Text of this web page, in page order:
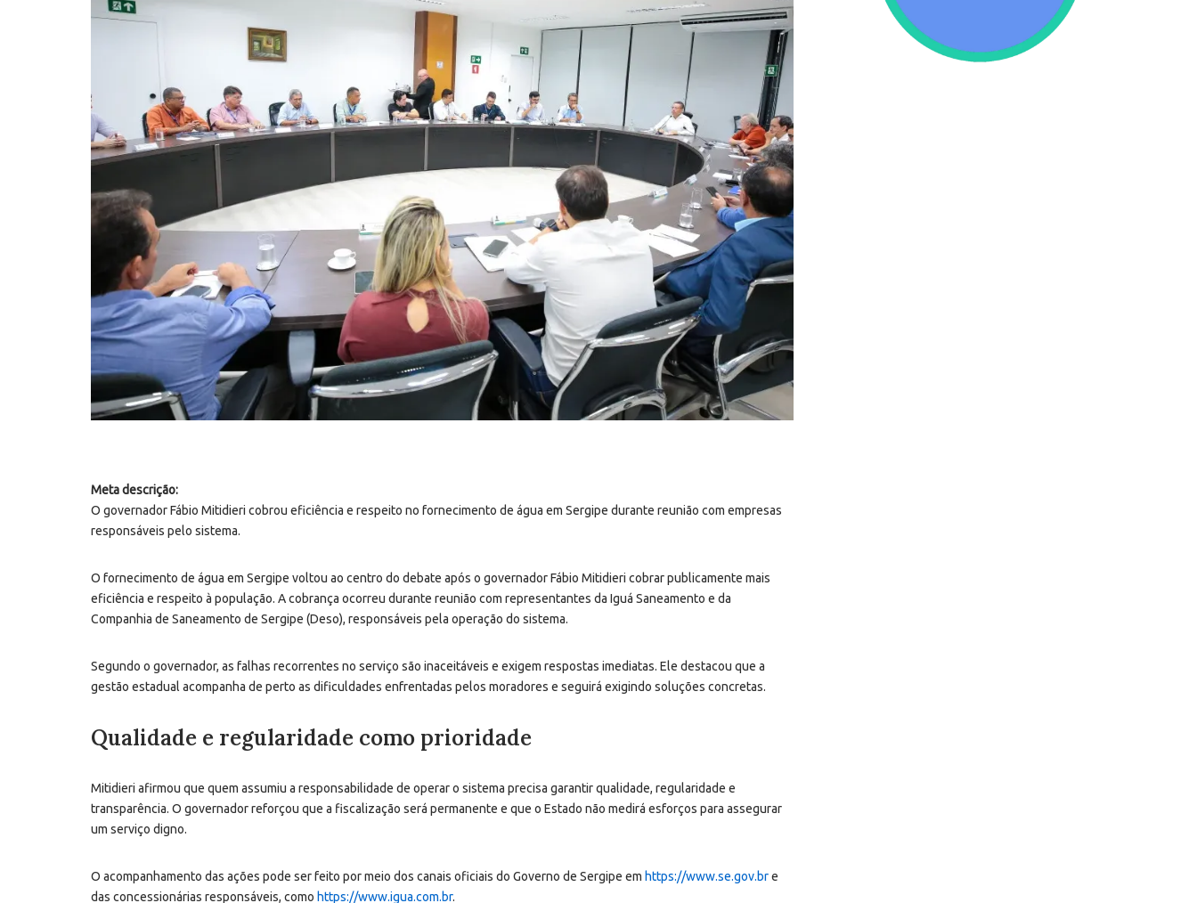
Meta descrição:
O governador Fábio Mitidieri cobrou eficiência e respeito no fornecimento de água em Sergipe durante reunião com empresas
responsáveis pelo sistema.
O fornecimento de água em Sergipe voltou ao centro do debate após o governador Fábio Mitidieri cobrar publicamente mais
eficiência e respeito à população. A cobrança ocorreu durante reunião com representantes da Iguá Saneamento e da
Companhia de Saneamento de Sergipe (Deso), responsáveis pela operação do sistema.
Segundo o governador, as falhas recorrentes no serviço são inaceitáveis e exigem respostas imediatas. Ele destacou que a
gestão estadual acompanha de perto as dificuldades enfrentadas pelos moradores e seguirá exigindo soluções concretas.
Qualidade e regularidade como prioridade
Mitidieri afirmou que quem assumiu a responsabilidade de operar o sistema precisa garantir qualidade, regularidade e
transparência. O governador reforçou que a fiscalização será permanente e que o Estado não medirá esforços para assegurar
um serviço digno.
O acompanhamento das ações pode ser feito por meio dos canais oficiais do Governo de Sergipe em https://www.se.gov.bre
das concessionárias responsáveis, como https://www.igua.com.br.